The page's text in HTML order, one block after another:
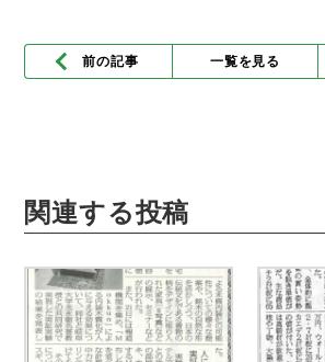
前の記事 一覧を見る
関連する投稿